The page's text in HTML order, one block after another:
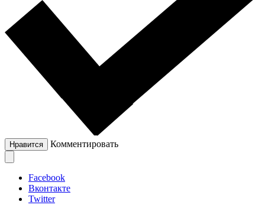
Нравится Комментировать
Facebook
Вконтакте
Twitter